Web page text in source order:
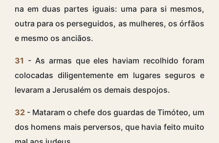
na em duas partes iguais: uma para si mesmos,
outra para os perseguidos, as mulheres, os órfãos
e mesmo os anciãos.
31 - As armas que eles haviam recolhido foram
colocadas diligentemente em lugares seguros e
levaram a Jerusalém os demais despojos.
32 - Mataram o chefe dos guardas de Timóteo, um
dos homens mais perversos, que havia feito muito